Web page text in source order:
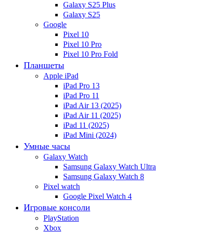
Galaxy S25 Plus
Galaxy S25
Google
Pixel 10
Pixel 10 Pro
Pixel 10 Pro Fold
Планшеты
Apple iPad
iPad Pro 13
iPad Pro 11
iPad Air 13 (2025)
iPad Air 11 (2025)
iPad 11 (2025)
iPad Mini (2024)
Умные часы
Galaxy Watch
Samsung Galaxy Watch Ultra
Samsung Galaxy Watch 8
Pixel watch
Google Pixel Watch 4
Игровые консоли
PlayStation
Xbox